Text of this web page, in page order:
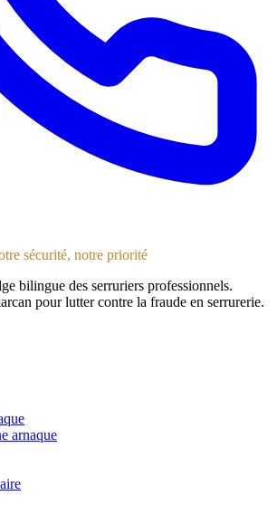
sécurité, notre priorité
bilingue des serruriers professionnels.
pour lutter contre la fraude en serrurerie.
arnaque